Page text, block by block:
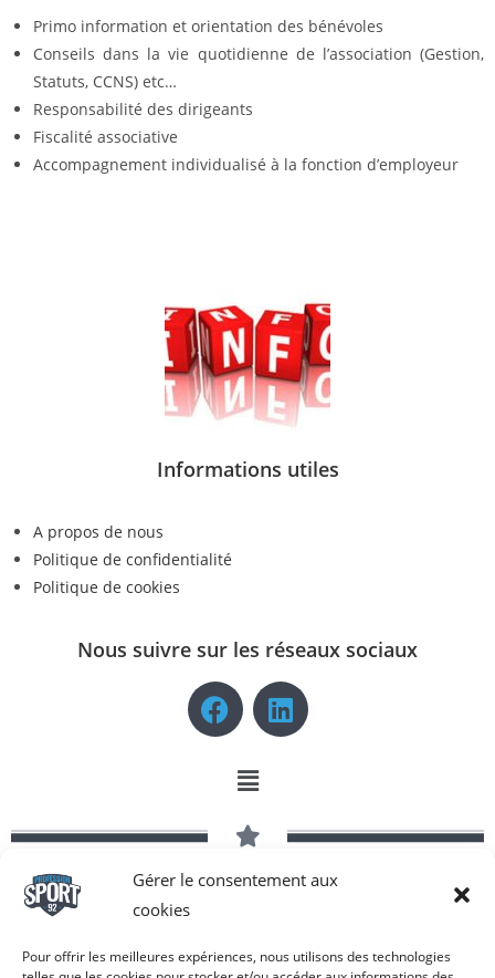
Gérer le consentement aux
cookies
Pour offrir les meilleures expériences, nous utilisons des technologies
Primo information et orientation des bénévoles
Conseils dans la vie quotidienne de l’association (Gestion,
Statuts, CCNS) etc…
Responsabilité des dirigeants
Fiscalité associative
Accompagnement individualisé à la fonction d’employeur
Informations utiles
A propos de nous
Politique de confidentialité
Politique de cookies
Nous suivre sur les réseaux sociaux
Copyright © 2026 Profession Sport 92 | Tous droits réservés -
Réalisé par COM-N-SEE®